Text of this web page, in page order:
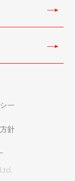
ー
針